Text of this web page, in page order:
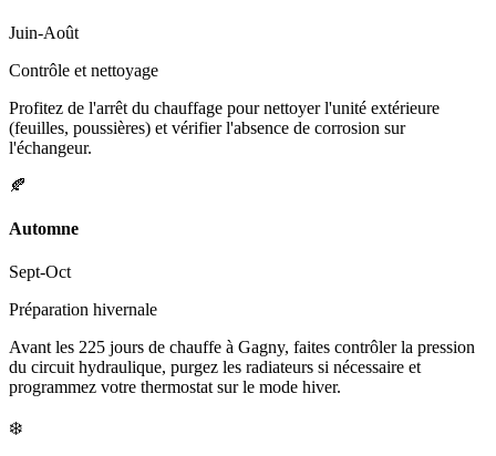
Juin-Août
Contrôle et nettoyage
Profitez de l'arrêt du chauffage pour nettoyer l'unité extérieure
(feuilles, poussières) et vérifier l'absence de corrosion sur
l'échangeur.
🍂
Automne
Sept-Oct
Préparation hivernale
Avant les 225 jours de chauffe à Gagny, faites contrôler la pression
du circuit hydraulique, purgez les radiateurs si nécessaire et
programmez votre thermostat sur le mode hiver.
❄️